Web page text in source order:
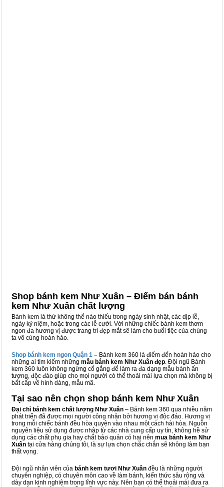
Shop bánh kem Như Xuân – Điểm bán bánh
kem Như Xuân chất lượng
Bánh kem là thứ không thể nào thiếu trong ngày sinh nhật, các dịp lễ,
ngày kỷ niệm, hoặc trong các lễ cưới. Với những chiếc bánh kem thơm
ngon đa hương vị được trang trí đẹp mắt sẽ làm cho buổi tiệc của chúng
ta vô cùng hoàn hảo.
Shop bánh kem ngon Quận 1 – Bánh kem 360 là điểm đến hoàn hảo cho
những ai tìm kiếm những mẫu bánh kem Như Xuân đẹp. Đội ngũ Bánh
kem 360 luôn không ngừng cố gắng để làm ra đa dạng mẫu bánh ấn
tượng, độc đáo giúp cho mọi người có thể thoải mái lựa chọn mà không bị
bất cấp về hình dáng, mẫu mã.
Tại sao nên chọn shop bánh kem Như Xuân
Đại chỉ bánh kem chất lượng Như Xuân – Bánh kem 360 qua nhiều năm
phát triển đã được mọi người công nhận bởi hương vị độc đáo. Hương vị
trong mỗi chiếc bánh đều hòa quyện vào nhau một cách hài hòa. Nguồn
nguyên liệu sử dụng được nhập từ các nhà cung cấp uy tín, không hề sử
dụng các chất phụ gia hay chất bảo quản có hại nên mua bánh kem Như
Xuân tại cửa hàng chúng tôi, là sự lựa chọn chắc chắn sẽ không làm bạn
thất vọng.
Đội ngũ nhân viên của bánh kem tươi Như Xuân đều là những người
chuyên nghiệp, có chuyên môn cao về làm bánh, kiến thức sâu rộng và
dày dạn kinh nghiệm trong lĩnh vực này. Nên bạn có thể thoải mái đưa ra